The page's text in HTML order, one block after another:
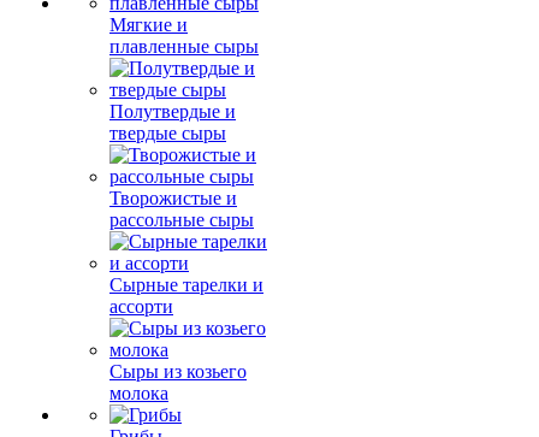
Мягкие и
плавленные сыры
Полутвердые и
твердые сыры
Творожистые и
рассольные сыры
Сырные тарелки и
ассорти
Сыры из козьего
молока